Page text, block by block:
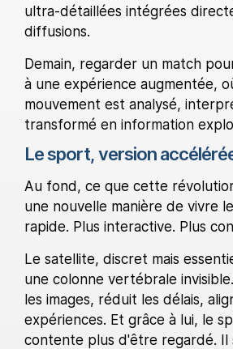
ultra-détaillées intégrées
diffusions.
Demain, regarder un match
à une expérience augmentée,
mouvement est analysé,
transformé en information
Le sport, version
Au fond, ce que cette
une nouvelle manière de vivre
rapide. Plus interactive. Plus
Le satellite, discret mais
une colonne vertébrale
les images, réduit les délais,
expériences. Et grâce à lui, le
contente plus d'être regardé. Il